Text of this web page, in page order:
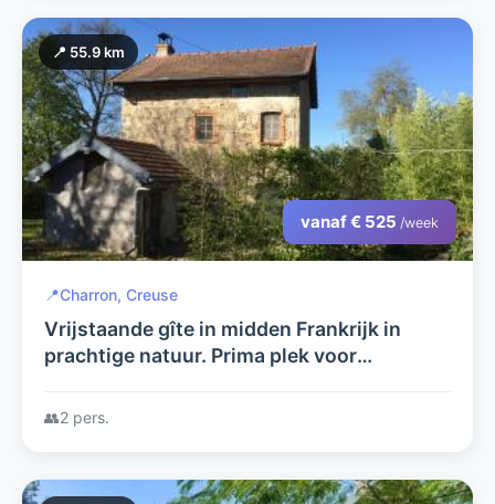
📍 55.9 km
vanaf € 525 /week
📍Charron, Creuse
Vrijstaande gîte in midden Frankrijk in
prachtige natuur. Prima plek voor
👥2 pers.